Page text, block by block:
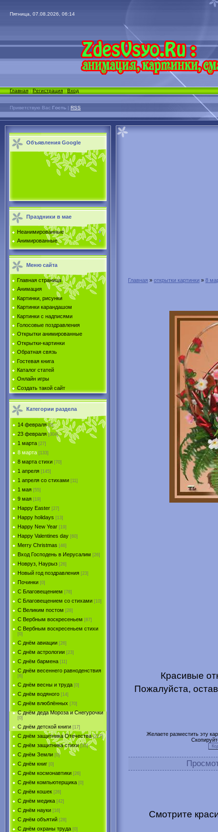
Пятница, 07.08.2026, 06:14
Главная|Регистрация|Вход
Приветствую Вас Гость | RSS
Объявления Google
Праздники в мае
Неанимированные
Анимированные
Меню сайта
Главная страница
Анимация
Картинки, рисунки
Картинки карандашом
Картинки с надписями
Голосовые поздравления
Открытки анимированные
Открытки-картинки
Обратная связь
Гостевая книга
Каталог статей
Онлайн игры
Создать такой сайт
Категории раздела
14 февраля [0]
23 февраля [304]
1 марта [27]
8 марта [133]
8 марта стихи [70]
1 апреля [145]
1 апреля со стихами [11]
1 мая [55]
9 мая [19]
Happy Easter [27]
Happy holidays [13]
Happy New Year [19]
Happy Valentines day [60]
Merry Christmas [46]
Вход Господень в Иерусалим [26]
Новруз, Наурыз [26]
Новый год поздравления [23]
Починки [0]
С Благовещением [78]
С Благовещением со стихами [10]
С Великим постом [28]
С Вербным воскресеньем [87]
С Вербным воскресеньем стихи
[0]
С днём авиации [26]
С днём астрологии [23]
С днём бармена [11]
С днём весеннего равноденствия
[6]
С днём весны и труда [0]
С днём водяного [14]
С днём влюблённых [70]
С днём деда Мороза и Снегурочки
[0]
С днём детской книги [17]
С днём защитника Отечества [227]
С днём защитника стихи [35]
С днём Земли [0]
С днём книг [0]
С днём космонавтики [26]
С днём компьютерщика [0]
С днём кошек [26]
С днём медика [42]
С днём науки [16]
С днём объятий [28]
С днём охраны труда [0]
Главная » открытки картинки » 8
Красивые
Пожалуйста,
Желаете разместить эту
Смотрите